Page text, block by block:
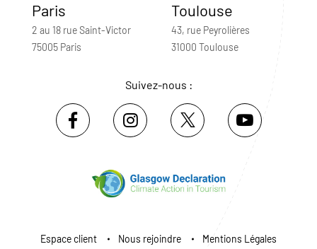
Paris
2 au 18 rue Saint-Victor
75005 Paris
Toulouse
43, rue Peyrolières
31000 Toulouse
Suivez-nous :
Espace client Nous rejoindre Mentions Légales